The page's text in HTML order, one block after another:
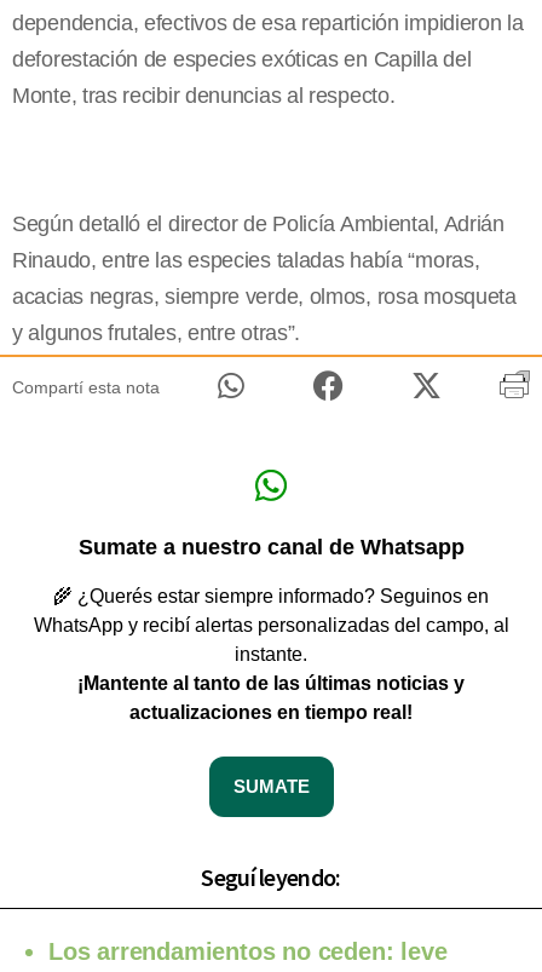
dependencia, efectivos de esa repartición impidieron la
deforestación de especies exóticas en Capilla del
Monte, tras recibir denuncias al respecto.
Según detalló el director de Policía Ambiental, Adrián
Rinaudo, entre las especies taladas había “moras,
acacias negras, siempre verde, olmos, rosa mosqueta
y algunos frutales, entre otras”.
Compartí esta nota
Sumate a nuestro canal de Whatsapp
🌾 ¿Querés estar siempre informado? Seguinos en
WhatsApp y recibí alertas personalizadas del campo, al
instante.
¡Mantente al tanto de las últimas noticias y
actualizaciones en tiempo real!
SUMATE
Seguí leyendo:
Los arrendamientos no ceden: leve